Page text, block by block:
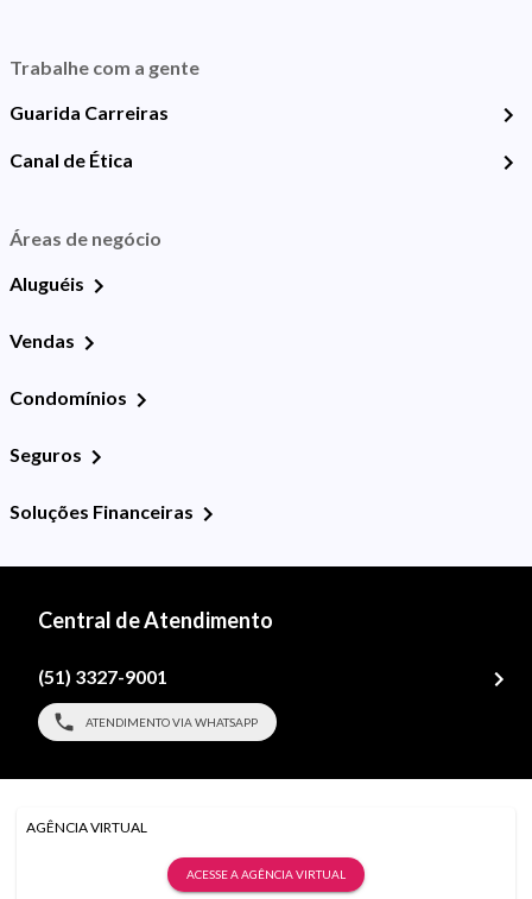
Trabalhe com a gente
Guarida Carreiras
Canal de Ética
Áreas de negócio
Aluguéis
Vendas
Condomínios
Seguros
Soluções Financeiras
Central de Atendimento
(51) 3327-9001
ATENDIMENTO VIA WHATSAPP
AGÊNCIA VIRTUAL
ACESSE A AGÊNCIA VIRTUAL